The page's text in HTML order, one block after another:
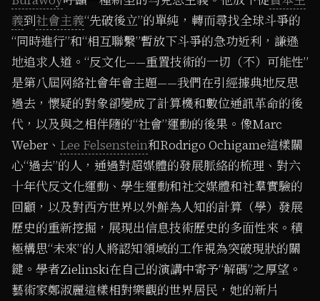
義到社會主義“先破後⽴”的單純，轉⽽尋找全球⽃爭的
“同時進⾏”和“相互聯繫”暫放下⽃爭的急功近利，謙遜
地追求⼈道。“反⽂化——重置技術的⼀切（不）可能性”
是第⼋屆⽹絡社會年會主題——我們在引經據典地反思
過去，懷疑的對象卻變成了計算機和數位通訊⾰命的後
代，以及與之相伴隨的“社會”運動的後果。像Marc
Weber、 Lee Felsenstein和Rodrigo Ochigame這樣關
⼼“過去”的⼈，通過對超媒體的發展脈絡的梳理、對六
⼗年代反⽂化運動、學⽣運動和社交媒體和社羣實驗的
回顧，以及對⻄⽅世界以外鮮為⼈知的計算（學）發展
歷史的重新挖掘，展現出信息技術歷史的多⾯性來。積
極構思“未來”的⼈將認知領域的⼯作視為突破現狀的關
鍵。學者Zielinski在⾃⼰的演講中寄予“解碼”之厚望。
藝術家鄭淑麗這樣相對樂觀的世界居⺠，她的新⽚